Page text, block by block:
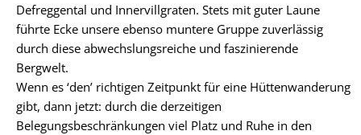
Defreggental und Innervillgraten. Stets mit guter Laune
führte Ecke unsere ebenso muntere Gruppe zuverlässig
durch diese abwechslungsreiche und faszinierende
Bergwelt.
Wenn es ‘den’ richtigen Zeitpunkt für eine Hüttenwanderung
gibt, dann jetzt: durch die derzeitigen
Belegungsbeschränkungen viel Platz und Ruhe in den